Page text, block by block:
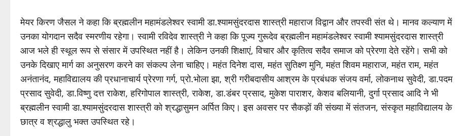
मेयर किरण जैसल ने कहा कि ब्रह्मलीन महामंडलेश्वर स्वामी डा.श्यामसुंदरदास शास्त्री महाराज विद्वान और तपस्वी संत थे। मानव कल्याण में
उनका योगदान सदैव स्मरणीय रहेगा। स्वामी रविदेव शास्त्री ने कहा कि पूज्य गुरूदेव ब्रह्मलीन महामंडलेश्वर स्वामी श्यामसुंदरदास शास्त्री
आज भले ही स्थूल रूप से संसार में उपस्थित नहीं है। लेकिन उनकी शिक्षाएं, विचार और कृतित्व सदैव समाज को प्रेरणा देते रहेंगे। सभी को
उनके दिखाए मार्ग का अनुसरण करने का संकल्प लेना चाहिए। महंत दिनेश दास, महंत सुतिक्ष्ण मुनि, महंत शिवम महाराज, महंत राम, महंत
अनंतानंद, महाविद्यालय की प्रधानाचार्य प्रेरणा गर्ग, प्रो.भोला झा, श्री गरीबदासीय आश्रम के प्रबंधक संजय वर्मा, लोकनाथ सुवेदी, डा.पदम
प्रसाद सुवेदी, डा.विष्णु दत्त राकेश, हरिगोपाल शास्त्री, राकेश, डा.डंबर प्रसाद, मुकेश पाराशर, केशव बलियानी, दुर्गा प्रसाद आदि ने भी
ब्रह्मलीन स्वामी डा.श्यामसुंदरदास शास्त्री को श्रद्धासुमन अर्पित किए। इस अवसर पर सैकड़ों की संख्या में संतजन, संस्कृत महाविद्यालय के
छात्र व श्रद्धालु भक्त उपस्थित रहे।